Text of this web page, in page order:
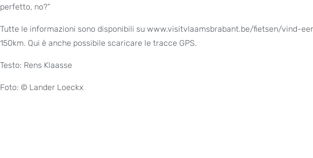
perfetto, no?”
Tutte le informazioni sono disponibili su www.visitvlaamsbrabant.be/fietsen/vind-
150km. Qui è anche possibile scaricare le tracce GPS.
Testo: Rens Klaasse
Foto: © Lander Loeckx